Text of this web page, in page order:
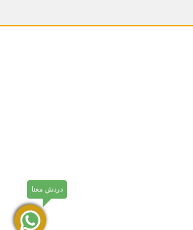
دردش معنا